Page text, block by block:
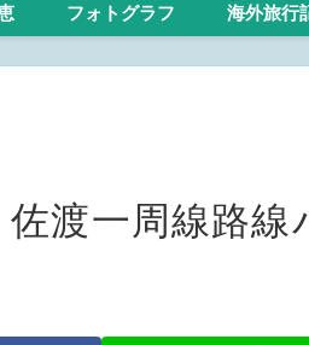
フォトグラフ 海外旅行
渡一周線路線